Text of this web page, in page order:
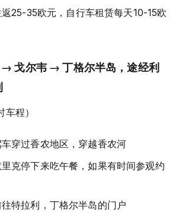
返25-35欧元，自行车租赁每天10-15欧
→ 戈尔韦 → 丁格尔半岛，途经利
车程）
车穿过香农地区，穿越香农河
里克停下来吃午餐，如果有时间参观约
往特拉利，丁格尔半岛的门户